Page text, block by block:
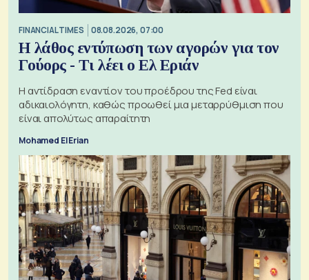
FINANCIAL TIMES 08.08.2026, 07:00
Η λάθος εντύπωση των αγορών για τον
Γούορς - Τι λέει ο Ελ Εριάν
Η αντίδραση εναντίον του προέδρου της Fed είναι
αδικαιολόγητη, καθώς προωθεί μια μεταρρύθμιση που
είναι απολύτως απαραίτητη
Mohamed El Erian